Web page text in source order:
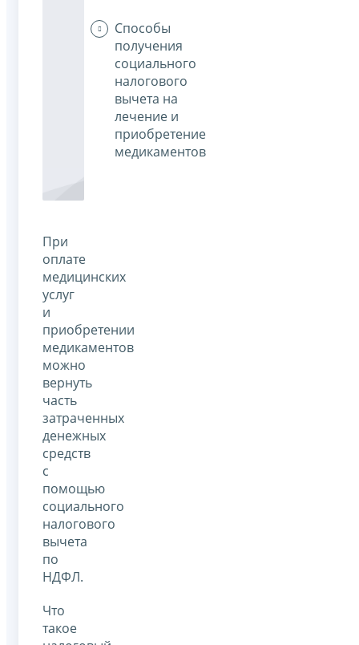
Способы
получения
социального
налогового
вычета на
лечение и
приобретение
медикаментов
При
оплате
медицинских
услуг
и
приобретении
медикаментов
можно
вернуть
часть
затраченных
денежных
средств
с
помощью
социального
налогового
вычета
по
НДФЛ.
Что
такое